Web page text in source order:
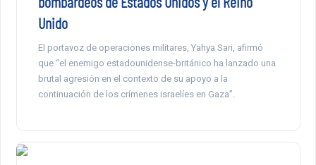
Unido
El portavoz de operaciones militares, Yahya Sari, afirmó
que “el enemigo estadounidense-británico ha lanzado una
brutal agresión en el contexto de su apoyo a la
continuación de los crímenes israelíes en Gaza”.